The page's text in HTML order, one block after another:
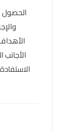
الحصول
الأجانب